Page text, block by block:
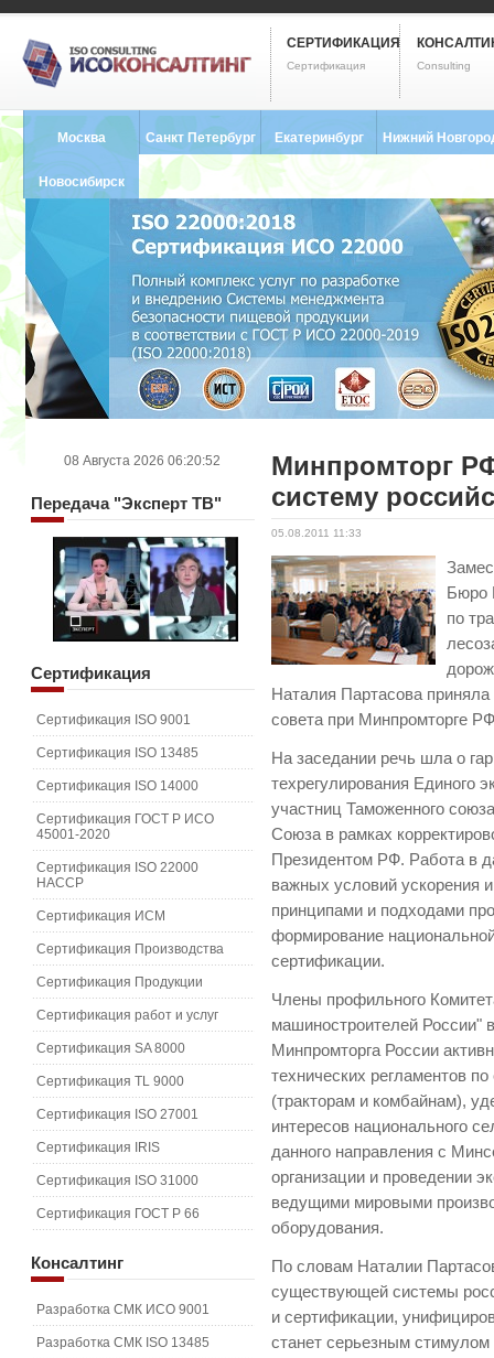
СЕРТИФИКАЦИЯ
Сертификация Consulting
Москва Санкт Петербург
8 (812) 748-2493
Екатеринбург
8 (343) 237-2593
Нижний
Новосибирск
8 (383) 227-8449
Минпромторг
систему
05.08.2011 11:33
Бюро
по
Наталия Партасова
совета при Минпромторге
На заседании речь шла о
техрегулирования Единого
участниц Таможенного
Союза в рамках
Президентом РФ. Работа в
важных условий ускорения
принципами и подходами
формирование
сертификации.
Члены профильного
машиностроителей России"
Минпромторга России
технических регламентов
(тракторам и комбайнам),
интересов национального
данного направления с
организации и проведении
ведущими мировыми
оборудования.
По словам Наталии
существующей системы
и сертификации,
станет серьезным стимулом
08 Августа 2026 06:20:52
Передача"Эксперт ТВ"
Сертификация
Сертификация ISO 9001
Сертификация ISO 13485
Сертификация ISO 14000
Сертификация ГОСТ Р ИСО
45001-2020
Сертификация ISO 22000
HACCP
Сертификация ИСМ
Сертификация Производства
Сертификация Продукции
Сертификация работ и услуг
Сертификация SA 8000
Сертификация TL 9000
Сертификация ISO 27001
Сертификация IRIS
Сертификация ISO 31000
Сертификация ГОСТ Р 66
Консалтинг
Разработка СМК ИСО 9001
Разработка СМК ISO 13485